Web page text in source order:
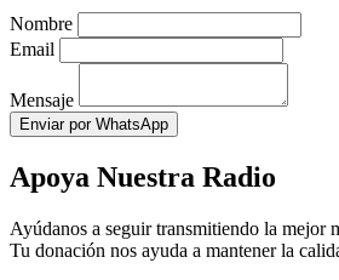
Nombre
Email
Mensaje
Enviar por WhatsApp
Apoya Nuestra Radio
Ayúdanos a seguir transmitiendo la mejor
Tu donación nos ayuda a mantener la